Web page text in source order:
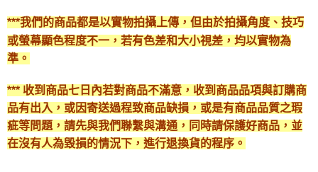
***我們的商品都是以實物拍攝上傳，但由於拍攝角度、技巧
或螢幕顯色程度不一，若有色差和大小視差，均以實物為
準。
*** 收到商品七日內若對商品不滿意，收到商品品項與訂購商
品有出入，或因寄送過程致商品缺損，或是有商品品質之瑕
疵等問題，請先與我們聯繫與溝通，同時請保護好商品，並
在沒有人為毀損的情況下，進行退換貨的程序。